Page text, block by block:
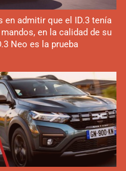
en admitir que el ID.3 tenía
en la calidad de su
Neo es la prueba